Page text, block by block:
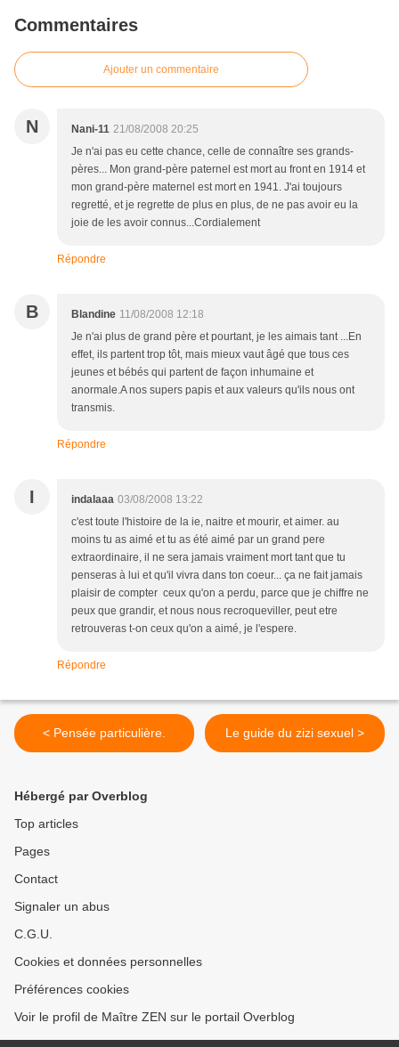
Commentaires
Ajouter un commentaire
N Nani-11 21/08/2008 20:25
Je n'ai pas eu cette chance, celle de connaître ses grands-
pères... Mon grand-père paternel est mort au front en 1914 et
mon grand-père maternel est mort en 1941. J'ai toujours
regretté, et je regrette de plus en plus, de ne pas avoir eu la
joie de les avoir connus...Cordialement
Répondre
B Blandine 11/08/2008 12:18
Je n'ai plus de grand père et pourtant, je les aimais tant ...En
effet, ils partent trop tôt, mais mieux vaut âgé que tous ces
jeunes et bébés qui partent de façon inhumaine et
anormale.A nos supers papis et aux valeurs qu'ils nous ont
transmis.
Répondre
I indalaaa 03/08/2008 13:22
c'est toute l'histoire de la ie, naitre et mourir, et aimer. au
moins tu as aimé et tu as été aimé par un grand pere
extraordinaire, il ne sera jamais vraiment mort tant que tu
penseras à lui et qu'il vivra dans ton coeur... ça ne fait jamais
plaisir de compter ceux qu'on a perdu, parce que je chiffre ne
peux que grandir, et nous nous recroqueviller, peut etre
retrouveras t-on ceux qu'on a aimé, je l'espere.
Répondre
< Pensée particulière. Le guide du zizi sexuel >
Hébergé par Overblog
Top articles
Pages
Contact
Signaler un abus
C.G.U.
Cookies et données personnelles
Préférences cookies
Voir le profil de Maître ZEN sur le portail Overblog